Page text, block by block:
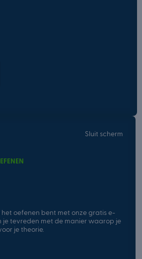
Sluit scherm
oefenen bent met onze gratis e-
je tevreden met de manier waarop je
je theorie.